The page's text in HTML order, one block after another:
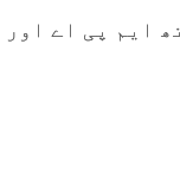
ایم پی اے